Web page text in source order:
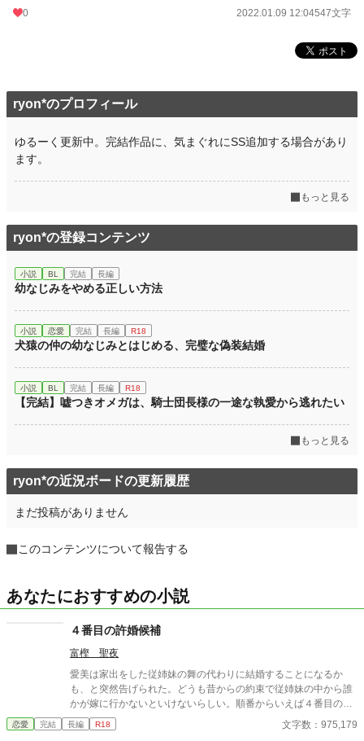
0 2022.01.09 12:04547文字
ryon*のプロフィール
ゆるーく更新中。完結作品に、気まぐれにSS追加する場合があり
ます。
もっと見る
ryon*の登録コンテンツ
小説 BL 完結 長編
幼なじみをやめる正しい方法
小説 恋愛 完結 長編 R18
犬猿の仲の幼なじみとはじめる、完璧な偽装結婚
小説 BL 完結 長編 R18
【完結】嘘つきオメガは、騎士団長様の一途な執愛から逃れたい
もっと見る
ryon*の近況ボードの更新履歴
まだ投稿がありません
このコンテンツについて報告する
あなたにおすすめの小説
４番目の許婚候補
富樫 聖夜
愛美は家出をした従姉妹の舞の代わりに結婚することになるか
も、と突然告げられた。どうも昔からの約束で従姉妹の中から誰
かが嫁に行かないといけないらしい。順番からいえば４番目の許
婚候補なので、よもや自分に回ってくることはないと安堵した愛
美だったが、偶然にも就職先は例の許婚がいる会社。所属部署も
恋愛 完結 長編 R18 文字数：975,179